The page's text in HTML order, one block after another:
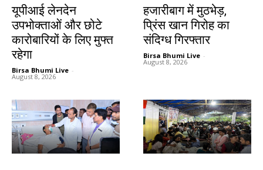
यूपीआई लेनदेन
उपभोक्ताओं और छोटे
कारोबारियों के लिए मुफ्त
रहेगा
Birsa Bhumi Live -
August 8, 2026
हजारीबाग में मुठभेड़,
प्रिंस खान गिरोह का
संदिग्ध गिरफ्तार
Birsa Bhumi Live -
August 8, 2026